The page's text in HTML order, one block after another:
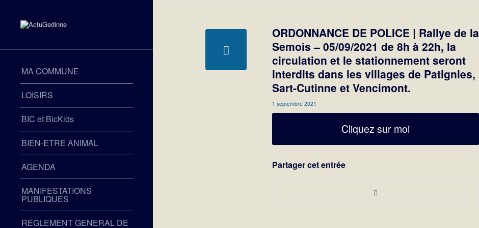
MA COMMUNE
LOISIRS
BIC et BicKids
BIEN-ETRE ANIMAL
AGENDA
MANIFESTATIONS
PUBLIQUES
REGLEMENT GENERAL DE
ORDONNANCE DE POLICE | Rallye de la
Semois – 05/09/2021 de 8h à 22h, la
circulation et le stationnement seront
interdits dans les villages de Patignies,
Sart-Cutinne et Vencimont.
1 septembre 2021
Cliquez sur moi
Partager cet entrée